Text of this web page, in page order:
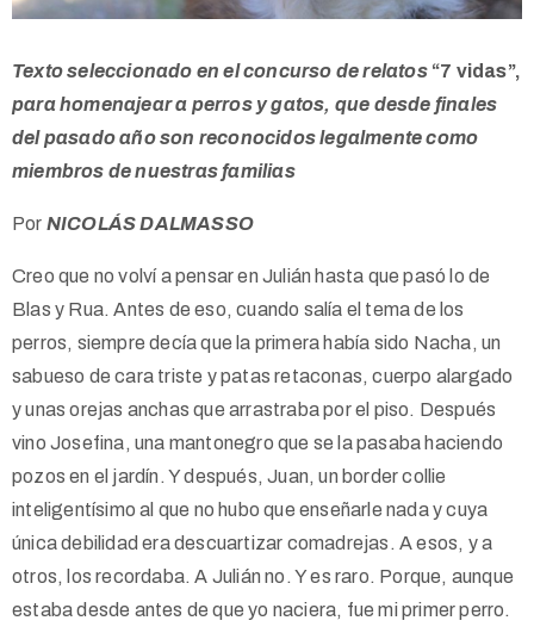
Texto seleccionado en el concurso de relatos “7 vidas”,
para homenajear a perros y gatos, que desde finales
del pasado año son reconocidos legalmente como
miembros de nuestras familias
Por NICOLÁS DALMASSO
Creo que no volví a pensar en Julián hasta que pasó lo de
Blas y Rua. Antes de eso, cuando salía el tema de los
perros, siempre decía que la primera había sido Nacha, un
sabueso de cara triste y patas retaconas, cuerpo alargado
y unas orejas anchas que arrastraba por el piso. Después
vino Josefina, una mantonegro que se la pasaba haciendo
pozos en el jardín. Y después, Juan, un border collie
inteligentísimo al que no hubo que enseñarle nada y cuya
única debilidad era descuartizar comadrejas. A esos, y a
otros, los recordaba. A Julián no. Y es raro. Porque, aunque
estaba desde antes de que yo naciera, fue mi primer perro.